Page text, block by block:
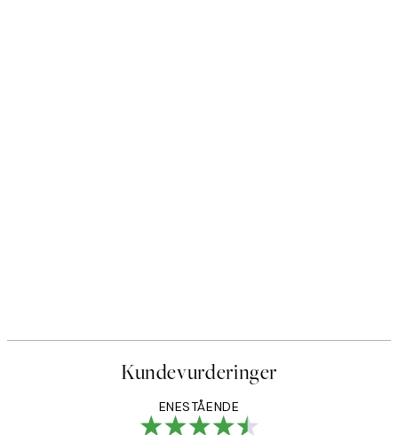
Kundevurderinger
ENESTÅENDE